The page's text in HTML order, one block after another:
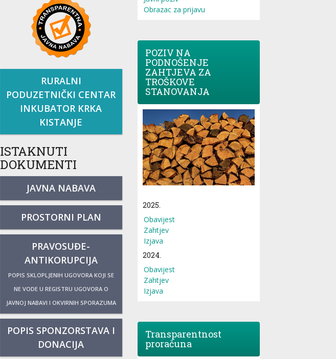
RURALNI
PODUZETNIČKI CENTAR
INKUBATOR KRKA
KISTANJE
ISTAKNUTI
DOKUMENTI
JAVNA NABAVA
PROSTORNI PLAN
PRAVOSUĐE-
ANTIKORUPCIJA
POPIS SKLOPLJENIH UGOVORA KOJI SE
NE VODE U REGISTRU UGOVORA O
JAVNOJ NABAVI I OKVIRNIH SPORAZUMA
POPIS SPONZORSTAVA I
DONACIJA
Obrazac za prijavu
POZIV NA
PODNOŠENJE
ZAHTJEVA ZA
TROŠKOVE
STANOVANJA
2025.
Obavijest
Zahtjev
Izjava
2024.
Obavijest
Zahtjev
Izjava
Transparentnost
proračuna